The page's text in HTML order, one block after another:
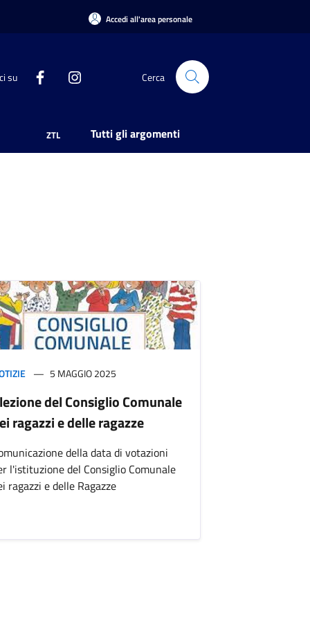
Accedi all'area personale
su Cerca
ZTL Tutti gli argomenti
5 MAGGIO 2025
del Consiglio Comunale
ragazzi e delle ragazze
della data di votazioni
l'istituzione del Consiglio Comunale
ragazzi e delle Ragazze